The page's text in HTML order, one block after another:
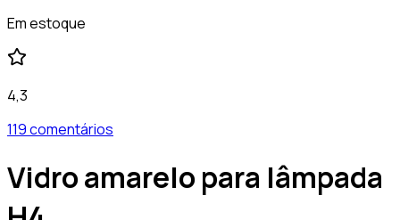
Em estoque
4,3
119 comentários
Vidro amarelo para lâmpada